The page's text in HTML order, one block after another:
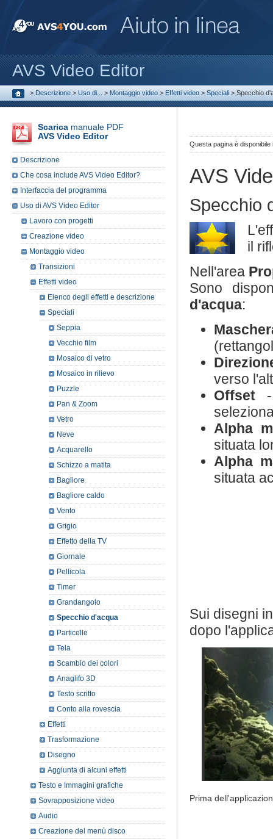
AVS Video Editor
> Descrizione > Uso di... > Montaggio video > Effetti video > Speciali > Specchio
Questa pagina è
AVS
Specchio
il
Nell'area
Sono
d'acqua:
verso
Offset -
Alpha
situata
Alpha
situata
Sui disegni
dopo
Prima
Scarica manuale PDF
AVS Video Editor
Descrizione
Che cosa include AVS Video Editor?
Interfaccia del programma
Uso di AVS Video Editor
Lavoro con progetti
Creazione video
Montaggio video
Transizioni
Effetti video
Elenco degli effetti e descrizione
Speciali
Seppia
Vecchio film
Mosaico di vetro
Mosaico in rilievo
Puzzle
Pan & Zoom
Vetro
Neve
Acquarello
Schizzo a matita
Bagliore
Bagliore caldo
Vento
Grigio
Effetto della TV
Giornale
Pellicola
Timer
Grandangolo
Specchio d'acqua
Particelle
Tela
Scambio dei colori
Anaglifo 3D
Testo scritto
Conto alla rovescia
Effetti
Trasformazione
Disegno
Aggiunta di alcuni effetti
Testo e Immagini grafiche
Sovrapposizione video
Audio
Creazione del menù disco